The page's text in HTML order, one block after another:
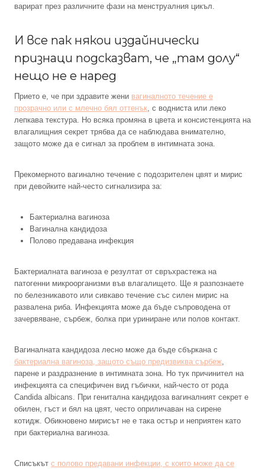
варират през различните фази на менструалния цикъл.
И все пак някои издайнически
признаци подсказват, че „там долу“
нещо не е наред
Прието е, че при здравите жени вагиналното течение е
прозрачно или с млечно бял оттенък, с водниста или леко
лепкава текстура. Но всяка промяна в цвета и консистенцията на
влагалищния секрет трябва да се наблюдава внимателно,
защото може да е сигнал за проблем в интимната зона.
Прекомерното вагинално течение с подозрителен цвят и мирис
при девойките най-често сигнализира за:
Бактериална вагиноза
Вагинална кандидоза
Полово предавана инфекция
Бактериалната вагиноза е резултат от свръхрастежа на
патогенни микроорганизми във влагалището. Ще я разпознаете
по белезникавото или сивкаво течение със силен мирис на
развалена риба. Инфекцията може да бъде съпроводена от
зачервяване, сърбеж, болка при уриниране или полов контакт.
Вагиналната кандидоза лесно може да бъде сбъркана с
бактериална вагиноза, защото също предизвиква сърбеж,
парене и раздразнение в интимната зона. Но тук причинител на
инфекцията са специфичен вид гъбички, най-често от рода
Candida albicans. При генитална кандидоза вагиналният секрет е
обилен, гъст и бял на цвят, често оприличаван на сирене
котидж. Обикновено мирисът не е така остър и неприятен като
при бактериална вагиноза.
Списъкът с полово предавани инфекции, с които може да се